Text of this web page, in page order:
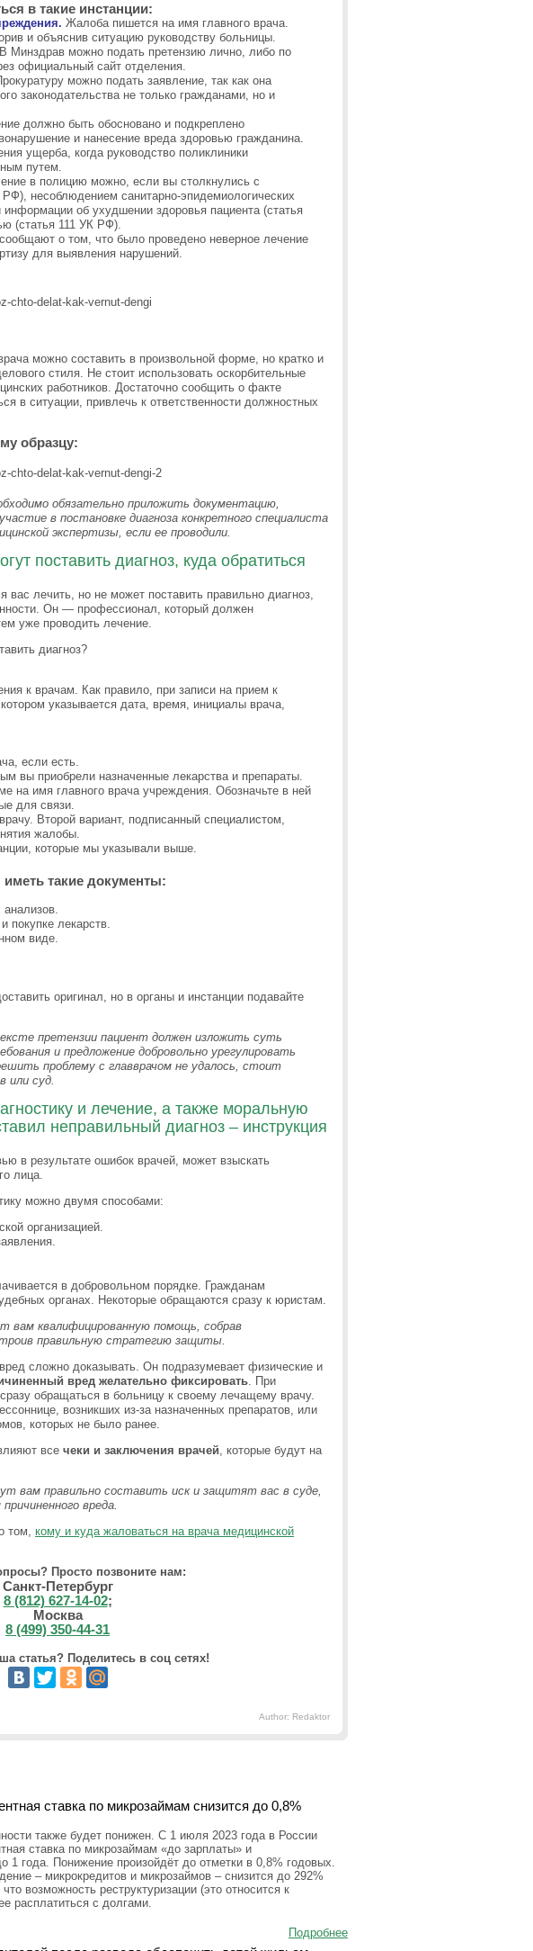
в такие инстанции:
Жалоба пишется на имя главного врача.
и объяснив ситуацию руководству больницы.
В Минздрав можно подать претензию лично, либо по
официальный сайт отделения.
можно подать заявление, так как она
законодательства не только гражданами, но и
должно быть обосновано и подкреплено
и нанесение вреда здоровью гражданина.
ущерба, когда руководство поликлиники
путем.
в полицию можно, если вы столкнулись с
несоблюдением санитарно-эпидемиологических
об ухудшении здоровья пациента (статья
(статья 111 УК РФ).
о том, что было проведено неверное лечение
для выявления нарушений.
можно составить в произвольной форме, но кратко и
стиля. Не стоит использовать оскорбительные
работников. Достаточно сообщить о факте
в ситуации, привлечь к ответственности должностных
образцу:
обязательно приложить документацию,
в постановке диагноза конкретного специалиста
экспертизы, если ее проводили.
поставить диагноз, куда обратиться
вас лечить, но не может поставить правильно диагноз,
Он — профессионал, который должен
уже проводить лечение.
диагноз?
к врачам. Как правило, при записи на прием к
указывается дата, время, инициалы врача,
если есть.
вы приобрели назначенные лекарства и препараты.
на имя главного врача учреждения. Обозначьте в ней
для связи.
Второй вариант, подписанный специалистом,
жалобы.
которые мы указывали выше.
такие документы:
анализов.
покупке лекарств.
виде.
оригинал, но в органы и инстанции подавайте
претензии пациент должен изложить суть
и предложение добровольно урегулировать
проблему с главврачом не удалось, стоит
или суд.
и лечение, а также моральную
неправильный диагноз – инструкция
в результате ошибок врачей, может взыскать
лица.
можно двумя способами:
организацией.
в добровольном порядке. Гражданам
органах. Некоторые обращаются сразу к юристам.
вам квалифицированную помощь, собрав
правильную стратегию защиты.
сложно доказывать. Он подразумевает физические и
вред желательно фиксировать. При
обращаться в больницу к своему лечащему врачу.
возникших из-за назначенных препаратов, или
которых не было ранее.
все чеки и заключения врачей, которые будут на
вам правильно составить иск и защитят вас в суде,
вреда.
том, кому и куда жаловаться на врача медицинской
Просто позвоните нам:
Санкт-Петербург
8 (812) 627-14-02;
Москва
8 (499) 350-44-31
статья? Поделитесь в соц сетях!
Author: Redaktor
ставка по микрозаймам снизится до 0,8%
также будет понижен. С 1 июля 2023 года в России
ставка по микрозаймам «до зарплаты» и
1 года. Понижение произойдёт до отметки в 0,8% годовых.
– микрокредитов и микрозаймов – снизится до 292%
возможность реструктуризации (это относится к
расплатиться с долгами.
Подробнее